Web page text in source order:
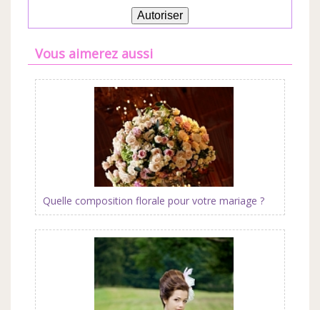
Autoriser
Vous aimerez aussi
Quelle composition florale pour votre mariage ?